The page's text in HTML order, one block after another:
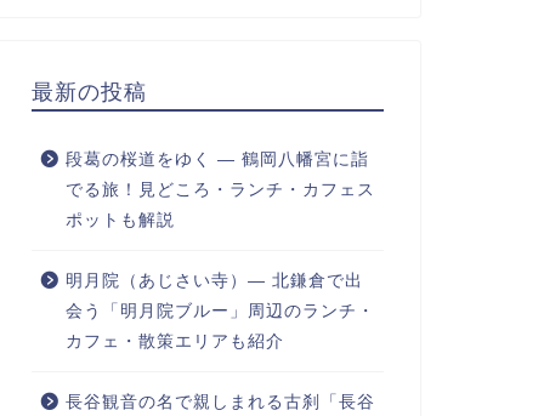
最新の投稿
段葛の桜道をゆく ― 鶴岡八幡宮に詣
でる旅！見どころ・ランチ・カフェス
ポットも解説
明月院（あじさい寺）― 北鎌倉で出
会う「明月院ブルー」周辺のランチ・
カフェ・散策エリアも紹介
長谷観音の名で親しまれる古刹「長谷